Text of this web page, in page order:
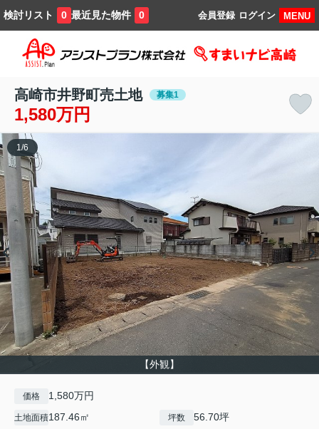
検討リスト 0 最近見た物件 0 MENU
ログイン
会員登録
高崎市井野町売土地 募集1
1,580万円
【外観】
1 /6
価格 1,580万円
土地面積187.46㎡ 坪数 56.70坪